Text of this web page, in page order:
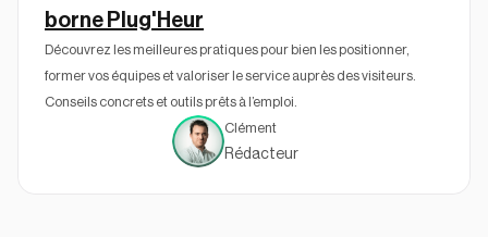
borne Plug'Heur
Découvrez les meilleures pratiques pour bien les positionner,
former vos équipes et valoriser le service auprès des visiteurs.
Conseils concrets et outils prêts à l’emploi.
Clément
Rédacteur